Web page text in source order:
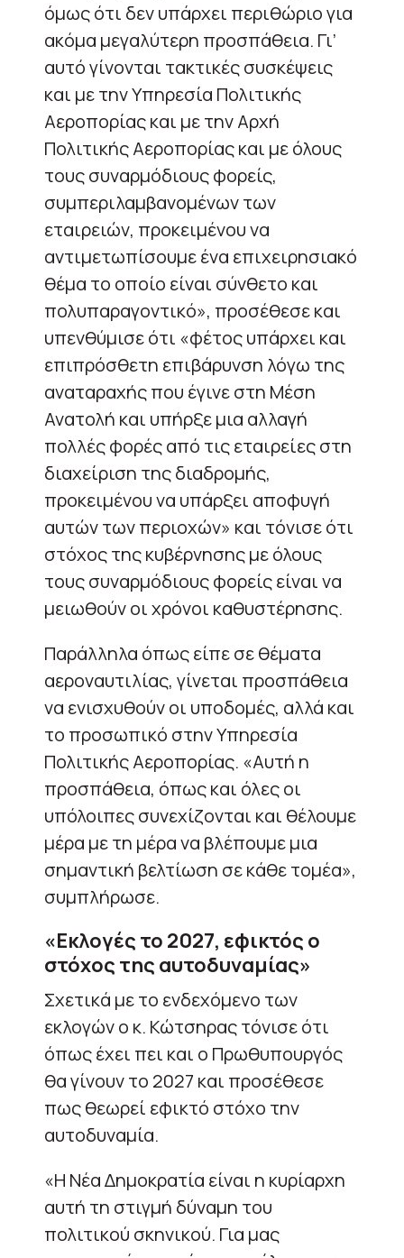
όμως ότι δεν υπάρχει περιθώριο για
ακόμα μεγαλύτερη προσπάθεια. Γι’
αυτό γίνονται τακτικές συσκέψεις
και με την Υπηρεσία Πολιτικής
Αεροπορίας και με την Αρχή
Πολιτικής Αεροπορίας και με όλους
τους συναρμόδιους φορείς,
συμπεριλαμβανομένων των
εταιρειών, προκειμένου να
αντιμετωπίσουμε ένα επιχειρησιακό
θέμα το οποίο είναι σύνθετο και
πολυπαραγοντικό», προσέθεσε και
υπενθύμισε ότι «φέτος υπάρχει και
επιπρόσθετη επιβάρυνση λόγω της
αναταραχής που έγινε στη Μέση
Ανατολή και υπήρξε μια αλλαγή
πολλές φορές από τις εταιρείες στη
διαχείριση της διαδρομής,
προκειμένου να υπάρξει αποφυγή
αυτών των περιοχών» και τόνισε ότι
στόχος της κυβέρνησης με όλους
τους συναρμόδιους φορείς είναι να
μειωθούν οι χρόνοι καθυστέρησης.
Παράλληλα όπως είπε σε θέματα
αεροναυτιλίας, γίνεται προσπάθεια
να ενισχυθούν οι υποδομές, αλλά και
το προσωπικό στην Υπηρεσία
Πολιτικής Αεροπορίας. «Αυτή η
προσπάθεια, όπως και όλες οι
υπόλοιπες συνεχίζονται και θέλουμε
μέρα με τη μέρα να βλέπουμε μια
σημαντική βελτίωση σε κάθε τομέα»,
συμπλήρωσε.
«Εκλογές το 2027, εφικτός ο
στόχος της αυτοδυναμίας»
Σχετικά με το ενδεχόμενο των
εκλογών ο κ. Κώτσηρας τόνισε ότι
όπως έχει πει και ο Πρωθυπουργός
θα γίνουν το 2027 και προσέθεσε
πως θεωρεί εφικτό στόχο την
αυτοδυναμία.
«Η Νέα Δημοκρατία είναι η κυρίαρχη
αυτή τη στιγμή δύναμη του
πολιτικού σκηνικού. Για μας